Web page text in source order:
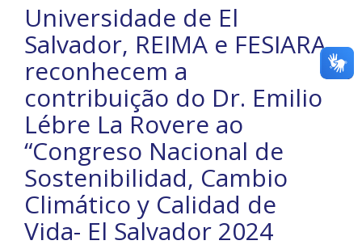
Universidade de El
Salvador, REIMA e FESIARA
reconhecem a
contribuição do Dr. Emilio
Lébre La Rovere ao
“Congreso Nacional de
Sostenibilidad, Cambio
Climático y Calidad de
Vida- El Salvador 2024